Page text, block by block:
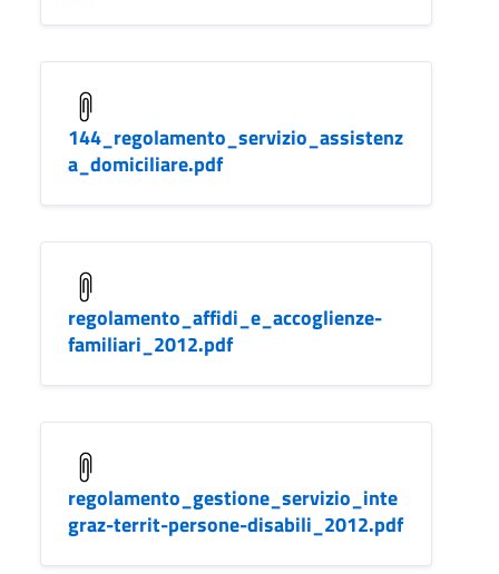
144_regolamento_servizio_assistenz
a_domiciliare.pdf
regolamento_affidi_e_accoglienze-
familiari_2012.pdf
regolamento_gestione_servizio_inte
graz-territ-persone-disabili_2012.pdf